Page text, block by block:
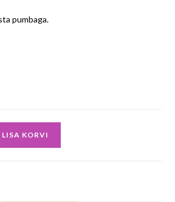
pumbaga.
LISA KORVI